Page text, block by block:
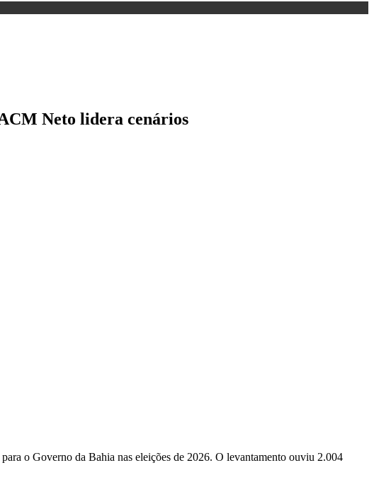
Neto lidera cenários
o Governo da Bahia nas eleições de 2026. O levantamento ouviu 2.004